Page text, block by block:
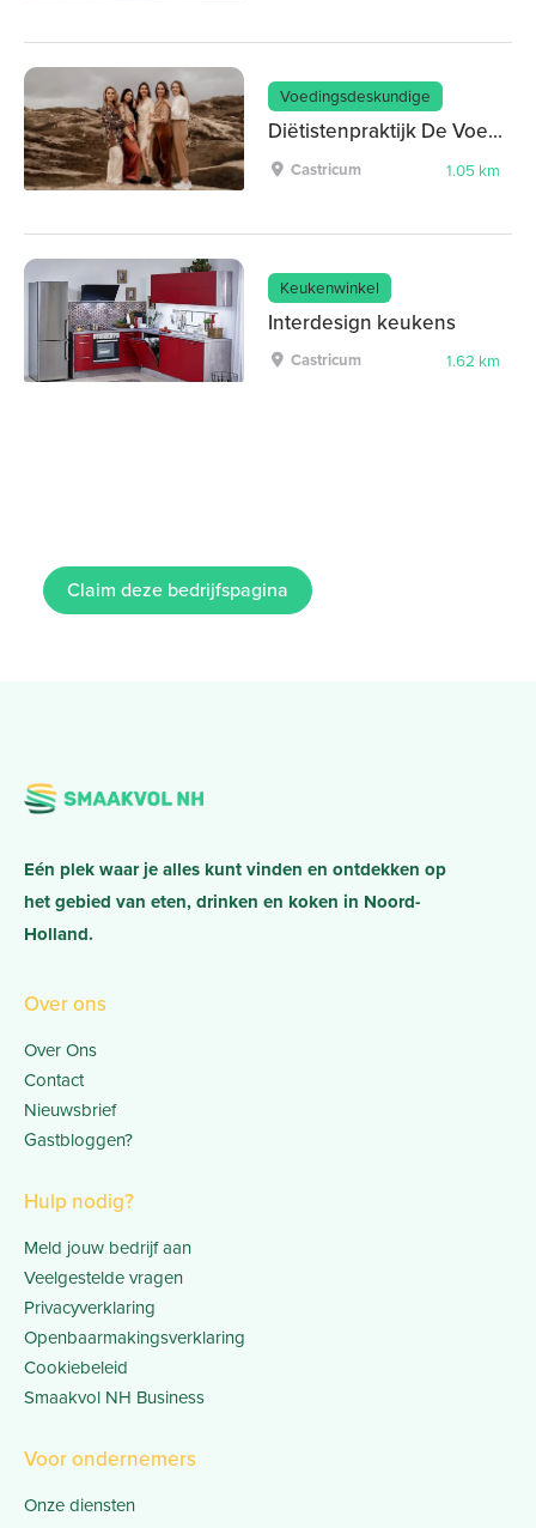
Voedingsdeskundige
Diëtistenpraktijk De Voedingstuin
Castricum 1.05 km
Keukenwinkel
Interdesign keukens
Castricum 1.62 km
Claim deze bedrijfspagina
Eén plek waar je alles kunt vinden en ontdekken op
het gebied van eten, drinken en koken in Noord-
Holland.
Over ons
Over Ons
Contact
Nieuwsbrief
Gastbloggen?
Hulp nodig?
Meld jouw bedrijf aan
Veelgestelde vragen
Privacyverklaring
Openbaarmakingsverklaring
Cookiebeleid
Smaakvol NH Business
Voor ondernemers
Onze diensten